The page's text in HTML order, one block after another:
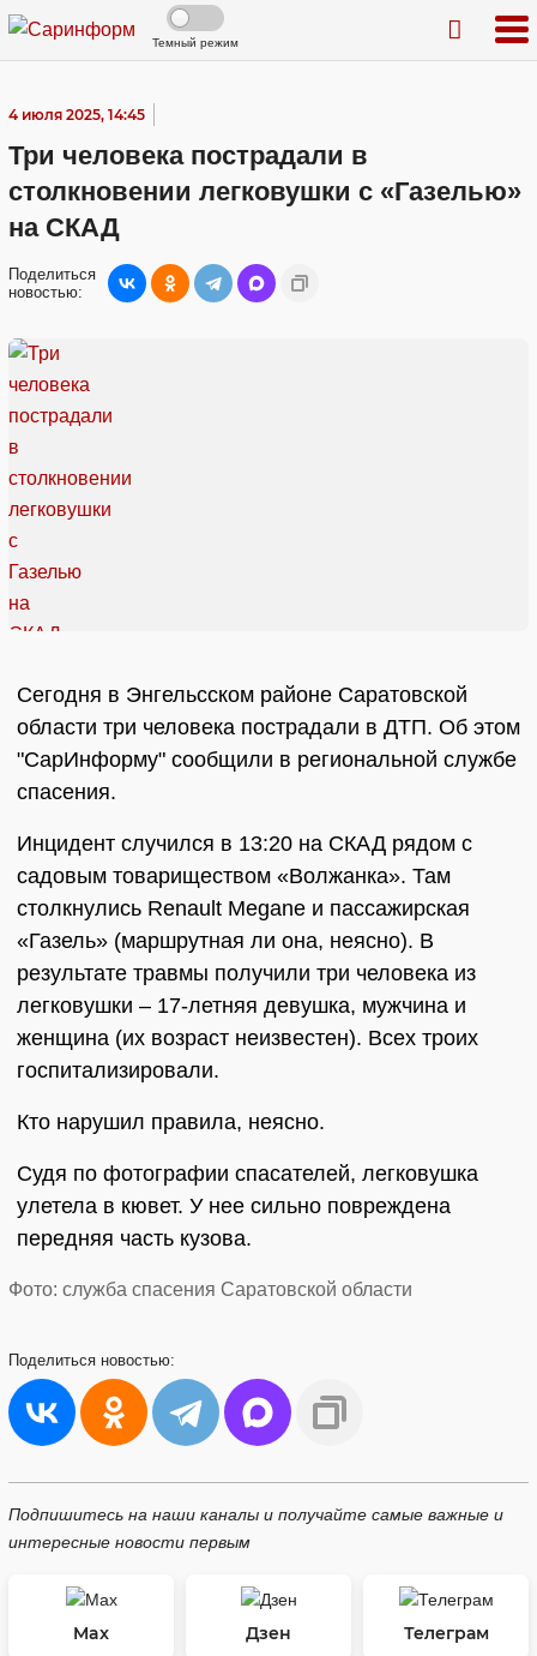
Темный режим
4 июля 2025, 14:45
Три человека пострадали в
столкновении легковушки с «Газелью»
на СКАД
Поделиться
новостью:
Сегодня в Энгельсском районе Саратовской
области три человека пострадали в ДТП. Об этом
"СарИнформу" сообщили в региональной службе
спасения.
Инцидент случился в 13:20 на СКАД рядом с
садовым товариществом «Волжанка». Там
столкнулись Renault Megane и пассажирская
«Газель» (маршрутная ли она, неясно). В
результате травмы получили три человека из
легковушки – 17-летняя девушка, мужчина и
женщина (их возраст неизвестен). Всех троих
госпитализировали.
Кто нарушил правила, неясно.
Судя по фотографии спасателей, легковушка
улетела в кювет. У нее сильно повреждена
передняя часть кузова.
Фото: служба спасения Саратовской области
Поделиться новостью:
Подпишитесь на наши каналы и получайте самые важные и
интересные новости первым
Max Дзен Телеграм